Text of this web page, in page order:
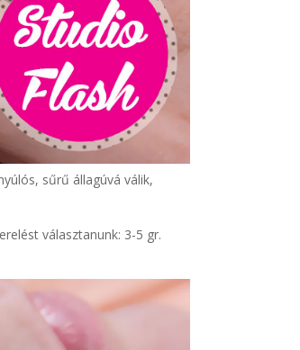
sűrű állagúvá válik,
választanunk: 3-5 gr.